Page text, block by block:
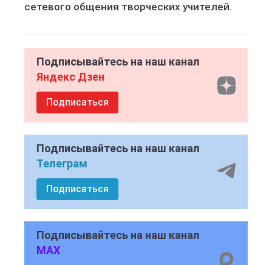
сетевого общения творческих учителей.
Подписывайтесь на наш канал
Яндекс Дзен
Подписаться
Подписывайтесь на наш канал
Телеграм
Подписаться
Подписывайтесь на наш канал
MAX